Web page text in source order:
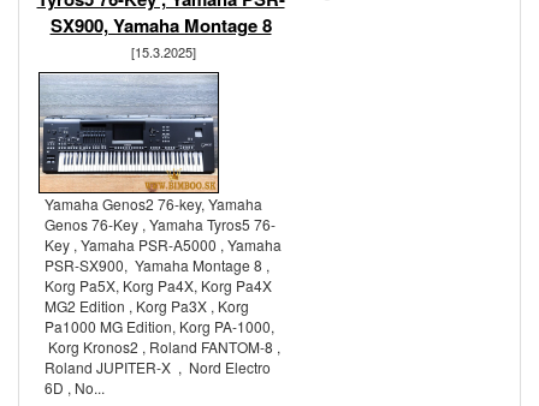
SX900, Yamaha Montage 8
[15.3.2025]
Yamaha Genos2 76-key, Yamaha
Genos 76-Key , Yamaha Tyros5 76-
Key , Yamaha PSR-A5000 , Yamaha
PSR-SX900, Yamaha Montage 8 ,
Korg Pa5X, Korg Pa4X, Korg Pa4X
MG2 Edition , Korg Pa3X , Korg
Pa1000 MG Edition, Korg PA-1000,
Korg Kronos2 , Roland FANTOM-8 ,
Roland JUPITER-X , Nord Electro
6D , No...